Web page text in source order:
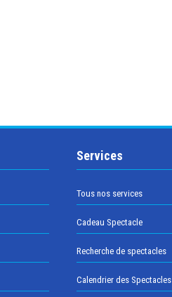
Services
Tous nos services
Cadeau Spectacle
Recherche de spectacles
Calendrier des Spectacles